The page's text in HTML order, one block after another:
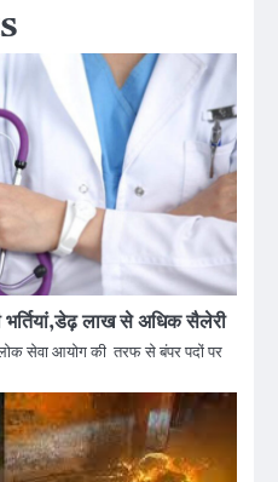
लाख से अधिक सैलेरी
सेवा आयोग की तरफ से बंपर पदों पर